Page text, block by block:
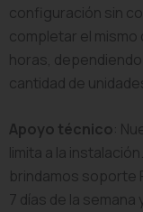
configuración sin
completar el mismo
horas,
cantidad de
Apoyo técnico:
limita a la
brindamos soporte
7 días de la